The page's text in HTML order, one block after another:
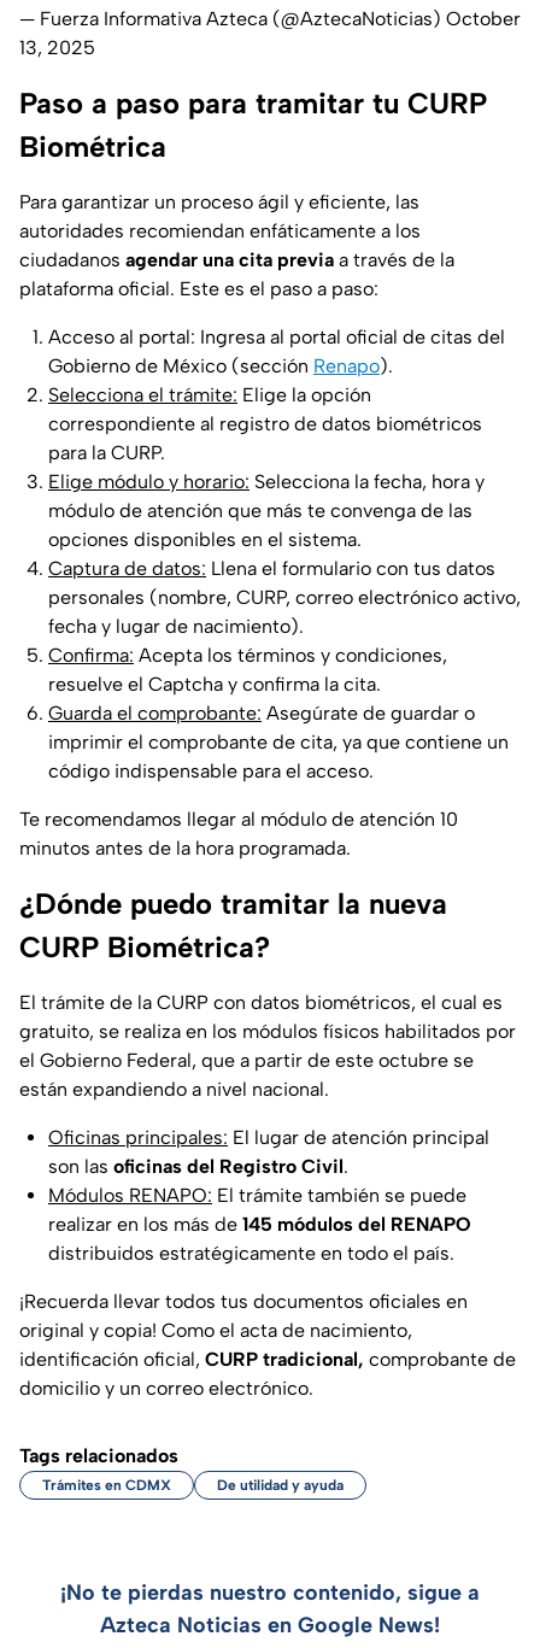
— Fuerza Informativa Azteca (@AztecaNoticias) October
13, 2025
Paso a paso para tramitar tu CURP
Biométrica
Para garantizar un proceso ágil y eficiente, las
autoridades recomiendan enfáticamente a los
ciudadanos agendar una cita previa a través de la
plataforma oficial. Este es el paso a paso:
Acceso al portal: Ingresa al portal oficial de citas del
Gobierno de México (sección Renapo).
Selecciona el trámite: Elige la opción
correspondiente al registro de datos biométricos
para la CURP.
Elige módulo y horario: Selecciona la fecha, hora y
módulo de atención que más te convenga de las
opciones disponibles en el sistema.
Captura de datos: Llena el formulario con tus datos
personales (nombre, CURP, correo electrónico activo,
fecha y lugar de nacimiento).
Confirma: Acepta los términos y condiciones,
resuelve el Captcha y confirma la cita.
Guarda el comprobante: Asegúrate de guardar o
imprimir el comprobante de cita, ya que contiene un
código indispensable para el acceso.
Te recomendamos llegar al módulo de atención 10
minutos antes de la hora programada.
¿Dónde puedo tramitar la nueva
CURP Biométrica?
El trámite de la CURP con datos biométricos, el cual es
gratuito, se realiza en los módulos físicos habilitados por
el Gobierno Federal, que a partir de este octubre se
están expandiendo a nivel nacional.
Oficinas principales: El lugar de atención principal
son las oficinas del Registro Civil.
Módulos RENAPO: El trámite también se puede
realizar en los más de 145 módulos del RENAPO
distribuidos estratégicamente en todo el país.
¡Recuerda llevar todos tus documentos oficiales en
original y copia! Como el acta de nacimiento,
identificación oficial, CURP tradicional, comprobante de
domicilio y un correo electrónico.
Tags relacionados
Trámites en CDMX De utilidad y ayuda
¡No te pierdas nuestro contenido, sigue a
Azteca Noticias en Google News!